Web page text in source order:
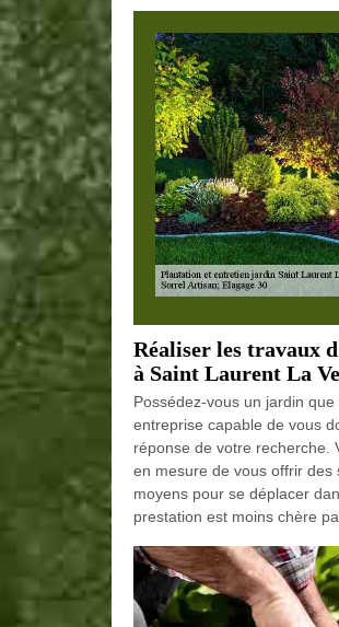
Réaliser les travaux
à Saint Laurent La
Possédez-vous un jardin
entreprise capable de vous
réponse de votre recherche.
en mesure de vous offrir des
moyens pour se déplacer
prestation est moins chère